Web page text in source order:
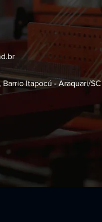
Barrio Itapocú - Araquari/SC